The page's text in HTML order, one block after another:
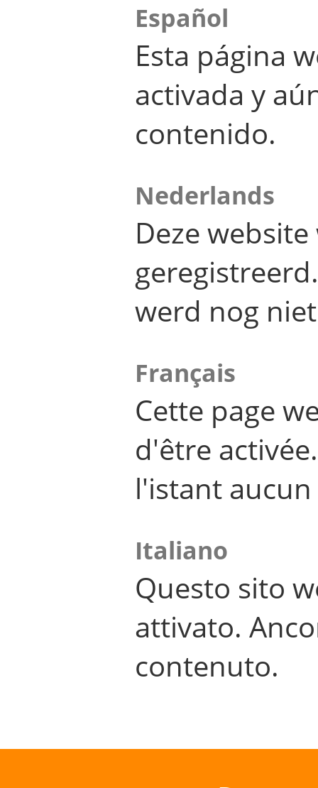
Español
Esta página
activada y
contenido.
Nederlands
Deze
werd nog
Français
Cette page
d'être
l'istant
Italiano
Questo sito
attivato.
contenuto.